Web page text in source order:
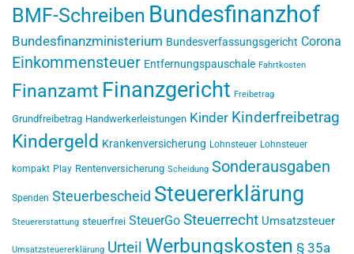
BMF-Schreiben Bundesfinanzhof
Bundesfinanzministerium Bundesverfassungsgericht Corona
Einkommensteuer Entfernungspauschale Fahrtkosten
Finanzamt Finanzgericht Freibetrag
Grundfreibetrag Handwerkerleistungen Kinder Kinderfreibetrag
Kindergeld Krankenversicherung Lohnsteuer Lohnsteuer
kompakt Play Rentenversicherung Scheidung Sonderausgaben
Spenden Steuerbescheid Steuererklärung
Steuererstattung steuerfrei SteuerGo Steuerrecht Umsatzsteuer
Umsatzsteuererklärung Urteil Werbungskosten § 35a